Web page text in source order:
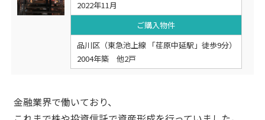
2022年11月
ご購入物件
品川区（東急池上線 「荏原中延駅」徒歩9分）
2004年築 他2戸
金融業界で働いており、